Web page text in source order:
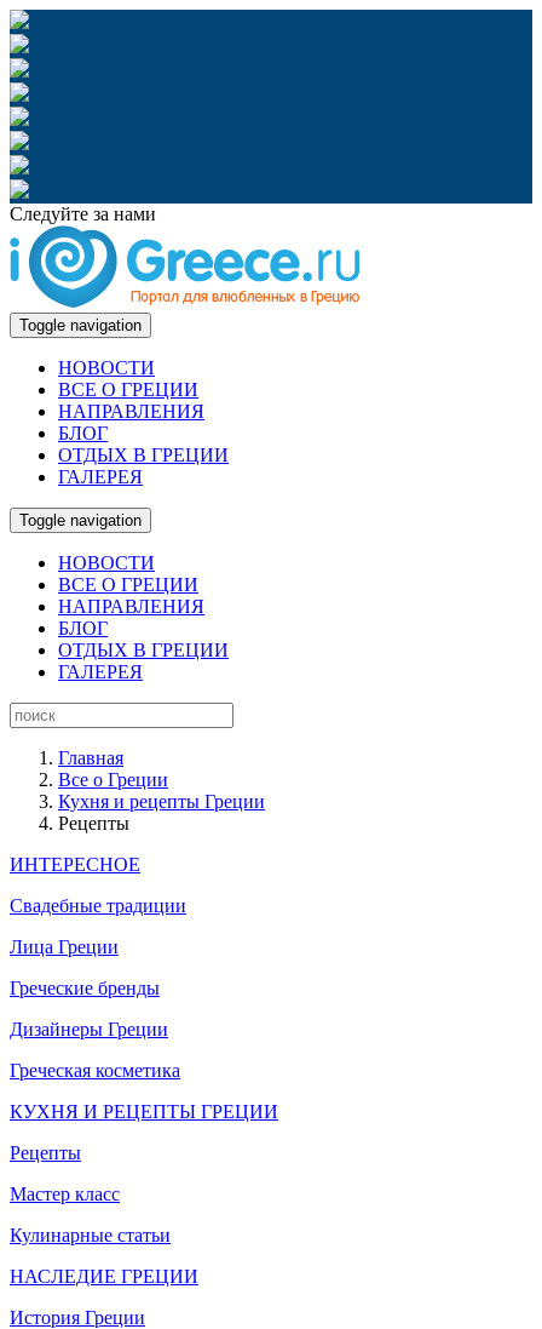
Следуйте за нами
Toggle navigation
НОВОСТИ
ВСЕ О ГРЕЦИИ
НАПРАВЛЕНИЯ
БЛОГ
ОТДЫХ В ГРЕЦИИ
ГАЛЕРЕЯ
Toggle navigation
НОВОСТИ
ВСЕ О ГРЕЦИИ
НАПРАВЛЕНИЯ
БЛОГ
ОТДЫХ В ГРЕЦИИ
ГАЛЕРЕЯ
Главная
Все о Греции
Кухня и рецепты Греции
Рецепты
ИНТЕРЕСНОЕ
Свадебные традиции
Лица Греции
Греческие бренды
Дизайнеры Греции
Греческая косметика
КУХНЯ И РЕЦЕПТЫ ГРЕЦИИ
Рецепты
Мастер класс
Кулинарные статьи
НАСЛЕДИЕ ГРЕЦИИ
История Греции